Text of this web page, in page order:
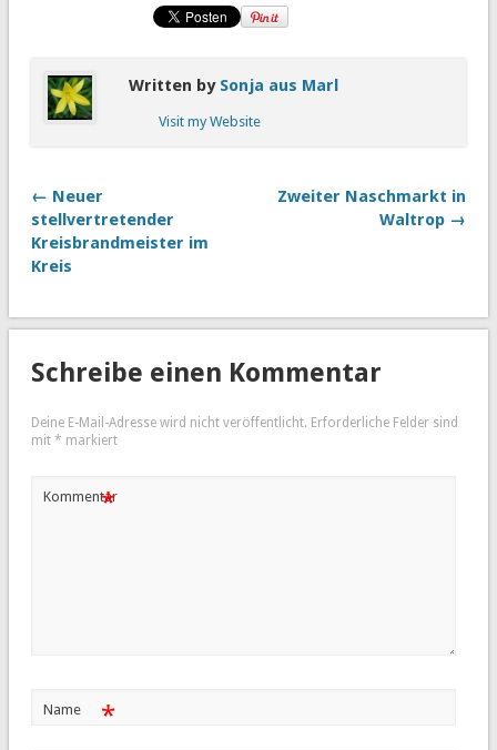
Written by Sonja aus Marl
Visit my Website
← Neuer
stellvertretender
Kreisbrandmeister im
Kreis
Zweiter Naschmarkt in
Waltrop →
Schreibe einen Kommentar
Deine E-Mail-Adresse wird nicht veröffentlicht. Erforderliche Felder sind
mit * markiert
Kommentar
*
Name *